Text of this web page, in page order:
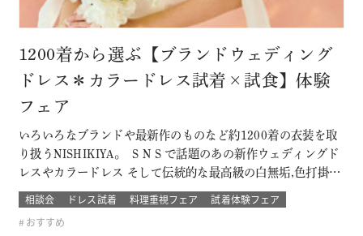
1200着から選ぶ【ブランドウェディング
ドレス＊カラードレス試着×試食】体験
フェア
いろいろなブランドや最新作のものなど約1200着の衣装を取
り扱うNISHIKIYA。 ＳＮＳで話題のあの新作ウェディングド
レスやカラードレス そして伝統的な最高級の白無垢,色打掛,本
振袖からブライズメイドの衣裳まで 衣裳のラインナップは品
質や数どちらとも県内でもトップレベル プロのドレスコーデ
ィネーターと打ち合わせをして結婚式当日の「運命の一着」
相談会 ドレス試着 料理重視フェア
試着体験フェア
おすすめ